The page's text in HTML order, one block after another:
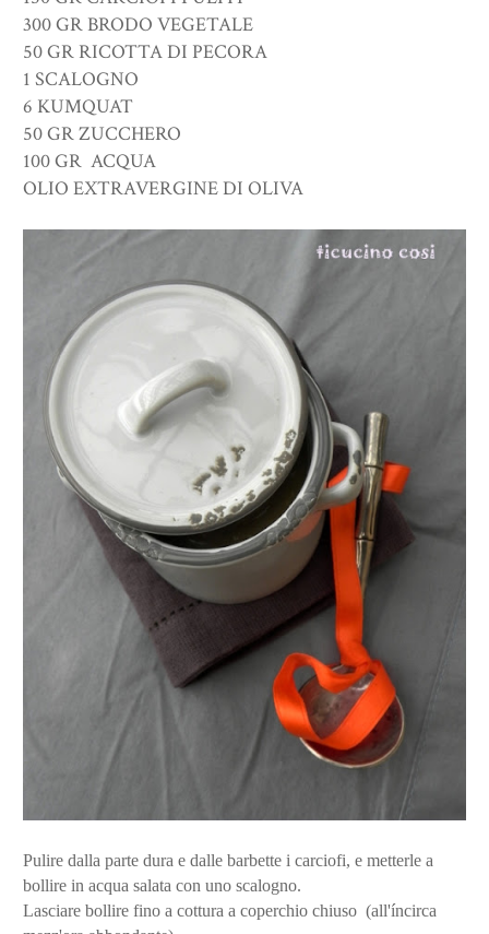
300 GR BRODO VEGETALE
50 GR RICOTTA DI PECORA
1 SCALOGNO
6 KUMQUAT
50 GR ZUCCHERO
100 GR ACQUA
OLIO EXTRAVERGINE DI OLIVA
Pulire dalla parte dura e dalle barbette i carciofi, e metterle a
bollire in acqua salata con uno scalogno.
Lasciare bollire fino a cottura a coperchio chiuso (all'íncirca